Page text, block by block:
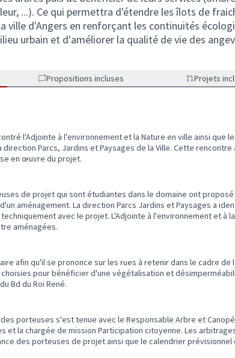
...). Ce qui permettra d'étendre les îlots de
ville d'Angers en renforçant les continuités
urbain et d'améliorer la qualité de vie des
Propositions incluses Projets
l'Adjointe à l'environnement et la Nature en ville ainsi que le
Parcs, Jardins et Paysages de la Ville. Cette rencontre
en œuvre du projet.
de projet qui sont étudiantes dans le domaine ont
aménagement. La direction Parcs Jardins et Paysages a
avec le projet. L'Adjointe à l'environnement et à
aménagées.
afin qu'il se prononce sur les rues à retenir dans le cadre de
pour bénéficier d'une végétalisation et
Bd du Roi René.
porteuses s'est tenue avec le Responsable Arbre et
et la chargée de mission Participation citoyenne. Les
des porteuses de projet ainsi que le calendrier prévisionnel